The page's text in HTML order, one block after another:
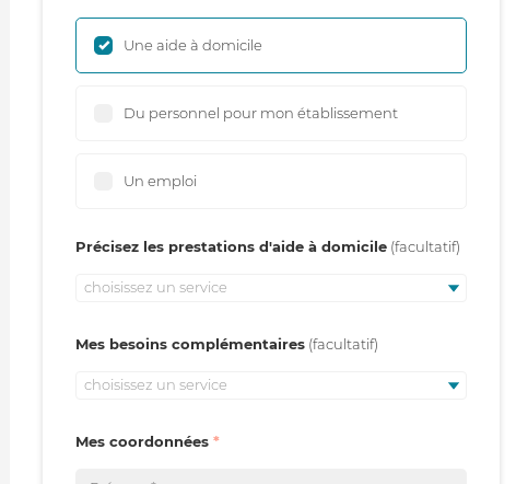
Une aide à domicile
Du personnel pour mon établissement
Un emploi
Précisez les prestations d'aide à domicile
choisissez un service
Mes besoins complémentaires
choisissez un service
Mes coordonnées